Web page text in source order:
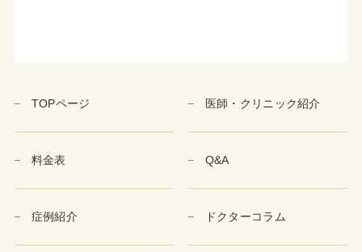
TOPページ 医師・クリニック紹介
料金表 Q&A
症例紹介 ドクターコラム